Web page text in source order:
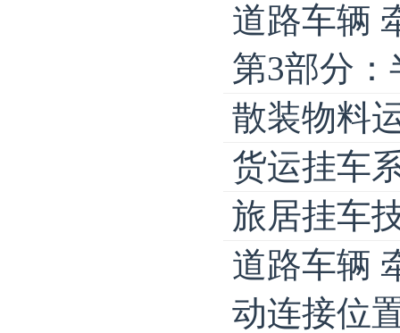
道路车辆
第3部分
散装物料
货运挂车
旅居挂车
道路车辆
动连接位